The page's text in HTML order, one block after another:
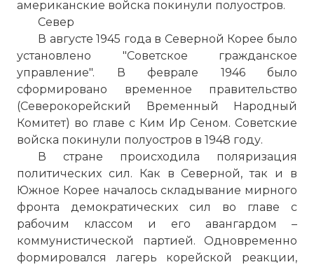
американские войска покинули полуостров.
Север
В августе 1945 года в Северной Корее было
установлено "Советское гражданское
управление". В феврале 1946 было
сформировано временное правительство
(Северокорейский Временный Народный
Комитет) во главе с Ким Ир Сеном. Советские
войска покинули полуостров в 1948 году.
В стране происходила поляризация
политических сил. Как в Северной, так и в
Южное Корее началось складывание мирного
фронта демократических сил во главе с
рабочим классом и его авангардом –
коммунистической партией. Одновременно
формировался лагерь корейской реакции,